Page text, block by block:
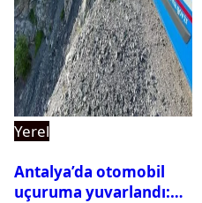
Yerel
Antalya’da otomobil
uçuruma yuvarlandı: